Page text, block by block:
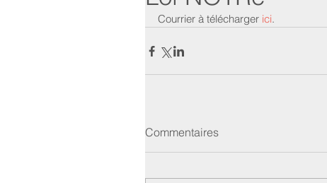
Courrier à télécharger ici.
Commentaires